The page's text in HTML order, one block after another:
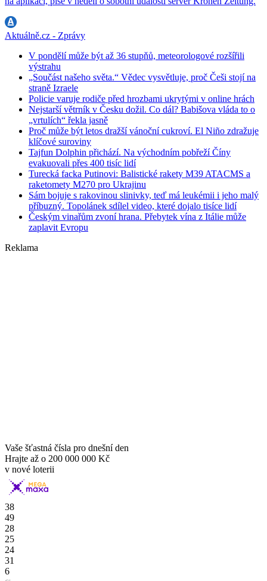
Aktuálně.cz - Zprávy
V pondělí může být až 36 stupňů, meteorologové rozšířili
výstrahu
„Součást našeho světa.“ Vědec vysvětluje, proč Češi stojí na
straně Izraele
Policie varuje rodiče před hrozbami ukrytými v online hrách
Nejstarší větrník v Česku dožil. Co dál? Babišova vláda to o
„vrtulích“ řekla jasně
Proč může být letos dražší vánoční cukroví. El Niño zdražuje
klíčové suroviny
Tajfun Dolphin přichází. Na východním pobřeží Číny
evakuovali přes 400 tisíc lidí
Turecká facka Putinovi: Balistické rakety M39 ATACMS a
raketomety M270 pro Ukrajinu
Sám bojuje s rakovinou slinivky, teď má leukémii i jeho malý
příbuzný. Topolánek sdílel video, které dojalo tisíce lidí
Českým vinařům zvoní hrana. Přebytek vína z Itálie může
zaplavit Evropu
Reklama
Vaše šťastná čísla pro dnešní den
Hrajte až o 200 000 000 Kč
v nové loterii
38
49
28
25
24
31
6